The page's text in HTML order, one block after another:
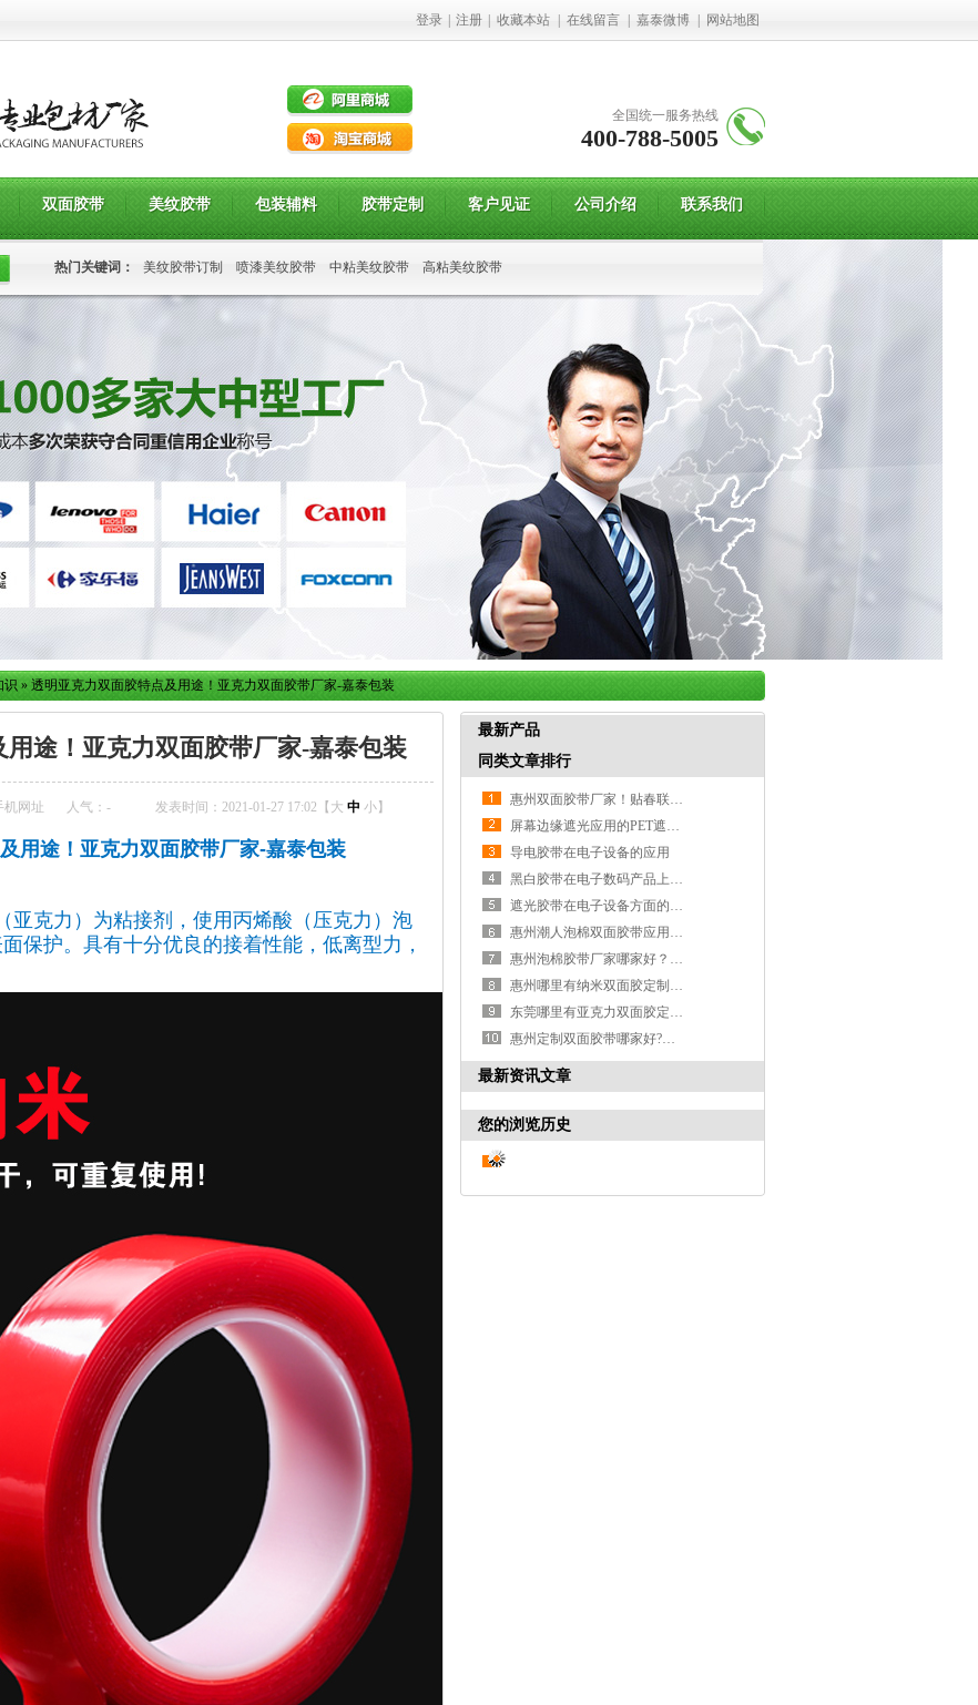
登录 注册 收藏本站 在线留言 嘉泰微博 网站地图
全国统一服务热线
400-788-5005
双面胶带 美纹胶带 包装辅料 胶带定制 客户见证 公司介绍 联系我们
热门关键词： 美纹胶带订制 喷漆美纹胶带 中粘美纹胶带 高粘美纹胶带
识 » 透明亚克力双面胶特点及用途！亚克力双面胶带厂家-嘉泰包装
途！亚克力双面胶带厂家-嘉泰包装
机网址 人气： - 发表时间：2021-01-27 17:02【 大 中 小】
用途！亚克力双面胶带厂家-嘉泰包装
亚克力）为粘接剂，使用丙烯酸（压克力）泡
保护。具有十分优良的接着性能，低离型力，
最新产品
同类文章排行
惠州双面胶带厂家！贴春联双面胶带！惠州胶带厂家-嘉泰包装
屏幕边缘遮光应用的PET遮光胶带
导电胶带在电子设备的应用
黑白胶带在电子数码产品上的应用！黑白胶带厂家-嘉泰包装
遮光胶带在电子设备方面的应用！遮光胶带厂家-嘉泰包装
惠州潮人泡棉双面胶带应用！泡棉双面胶带厂家-嘉泰包装
惠州泡棉胶带厂家哪家好？泡棉胶带厂家-嘉泰包装
惠州哪里有纳米双面胶定制批发厂家？纳米胶带厂家-嘉泰包装
东莞哪里有亚克力双面胶定制批发厂家？亚克力胶带厂家-嘉泰包装
惠州定制双面胶带哪家好?？双面胶带厂家-嘉泰包装
最新资讯文章
您的浏览历史